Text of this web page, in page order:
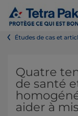
Études de cas et
Quatre
de santé
aider à